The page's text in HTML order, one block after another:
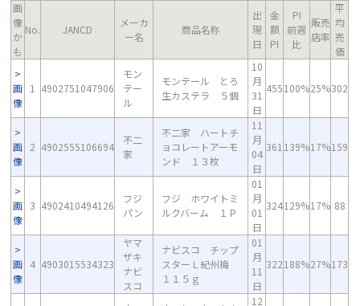
画
像
か
も
No. JANCD
メーカ
ー名
商品名称
出
現
日
金
額
PI
PI
前週
比
販売
店率
平
均
売
価
画
像
1 4902751047906
モン
テー
ル
モンテール とろ
生カステラ ５個
10
月
31
日
455100%25%302
画
像
2 4902555106694
不二
家
不二家 ハートチ
ョコレートアーモ
ンド １３枚
11
月
04
日
361 139%17%159
画
像
3 4902410494126
フジ
パン
フジ ホワイトミ
ルクバーム １Ｐ
01
月
01
日
324129%17% 88
画
像
4 4903015534323
ヤマ
ザキ
ナビ
スコ
ナビスコ チップ
スターＬ紀州梅
１１５ｇ
01
月
11
日
322188%27%173
12